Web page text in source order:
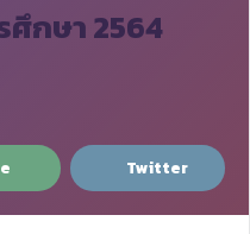
ศึกษา 2564
Twitter